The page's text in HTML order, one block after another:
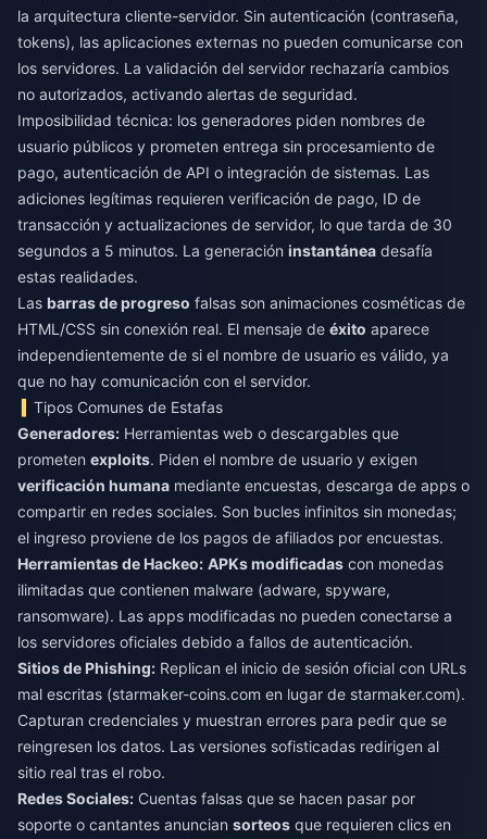
la arquitectura cliente-servidor. Sin autenticación (contraseña,
tokens), las aplicaciones externas no pueden comunicarse con
los servidores. La validación del servidor rechazaría cambios
no autorizados, activando alertas de seguridad.
Imposibilidad técnica: los generadores piden nombres de
usuario públicos y prometen entrega sin procesamiento de
pago, autenticación de API o integración de sistemas. Las
adiciones legítimas requieren verificación de pago, ID de
transacción y actualizaciones de servidor, lo que tarda de 30
segundos a 5 minutos. La generación instantánea desafía
estas realidades.
Las barras de progreso falsas son animaciones cosméticas de
HTML/CSS sin conexión real. El mensaje de éxito aparece
independientemente de si el nombre de usuario es válido, ya
que no hay comunicación con el servidor.
Tipos Comunes de Estafas
Generadores: Herramientas web o descargables que
prometen exploits. Piden el nombre de usuario y exigen
verificación humana mediante encuestas, descarga de apps o
compartir en redes sociales. Son bucles infinitos sin monedas;
el ingreso proviene de los pagos de afiliados por encuestas.
Herramientas de Hackeo: APKs modificadas con monedas
ilimitadas que contienen malware (adware, spyware,
ransomware). Las apps modificadas no pueden conectarse a
los servidores oficiales debido a fallos de autenticación.
Sitios de Phishing: Replican el inicio de sesión oficial con URLs
mal escritas (starmaker-coins.com en lugar de starmaker.com).
Capturan credenciales y muestran errores para pedir que se
reingresen los datos. Las versiones sofisticadas redirigen al
sitio real tras el robo.
Redes Sociales: Cuentas falsas que se hacen pasar por
soporte o cantantes anuncian sorteos que requieren clics en